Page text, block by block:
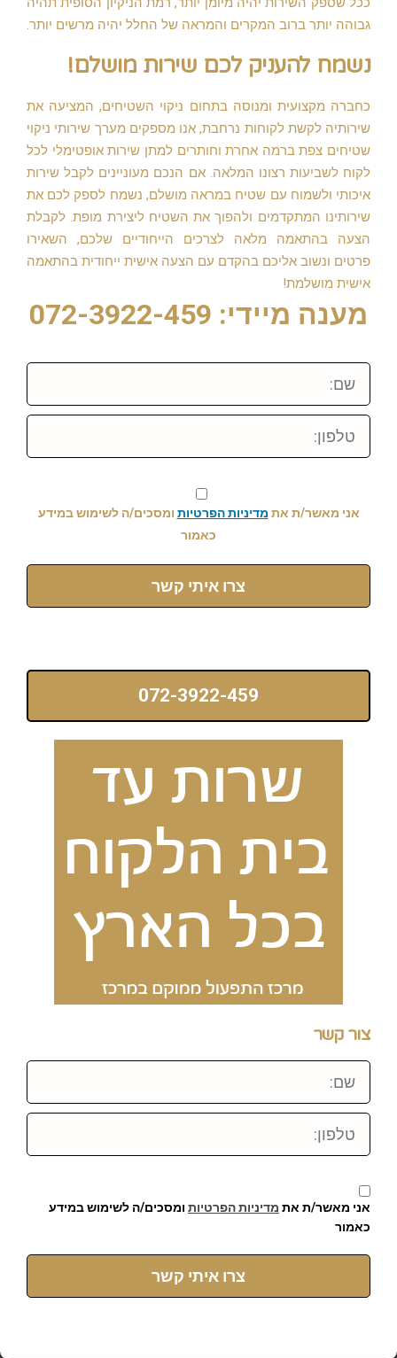
גבוהה יותר ברוב המקרים והמראה של החלל יהיה מרשים יותר.
נשמח להעניק לכם שירות מושלם!
כחברה מקצועית ומנוסה בתחום ניקוי השטיחים, המציעה את
שירותיה לקשת לקוחות נרחבת, אנו מספקים מערך שירותי ניקוי
שטיחים צפת ברמה אחרת וחותרים למתן שירות אופטימלי לכל
לקוח לשביעות רצונו המלאה. אם הנכם מעוניינים לקבל שירות
איכותי ולשמוח עם שטיח במראה מושלם, נשמח לספק לכם את
שירותינו המתקדמים ולהפוך את השטיח ליצירת מופת. לקבלת
הצעה בהתאמה מלאה לצרכים הייחודיים שלכם, השאירו
פרטים ונשוב אליכם בהקדם עם הצעה אישית ייחודית בהתאמה
אישית מושלמת!
מענה מיידי: 072-3922-459
שם:
טלפון:
אני מאשר/ת את מדיניות הפרטיות ומסכים/ה לשימוש במידע
כאמור
צרו איתי קשר
072-3922-459
צור קשר
שם:
טלפון:
אני מאשר/ת את מדיניות הפרטיות ומסכים/ה לשימוש במידע
כאמור
צרו איתי קשר